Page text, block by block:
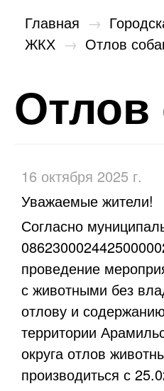
Главная →
ЖКХ → Отлов
Отлов
16 октября 2025 г.
​Уважаемые жители!
Согласно
проведение
с животными без
отлову и
территории
округа отлов
производиться с